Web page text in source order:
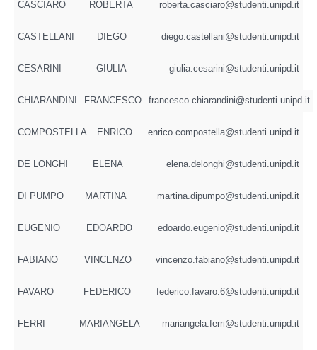
CASCIARO ROBERTA roberta.casciaro@studenti.unipd.it
CASTELLANI DIEGO diego.castellani@studenti.unipd.it
CESARINI GIULIA giulia.cesarini@studenti.unipd.it
CHIARANDINI FRANCESCO francesco.chiarandini@studenti.unipd.it
COMPOSTELLA ENRICO enrico.compostella@studenti.unipd.it
DE LONGHI ELENA elena.delonghi@studenti.unipd.it
DI PUMPO MARTINA martina.dipumpo@studenti.unipd.it
EUGENIO EDOARDO edoardo.eugenio@studenti.unipd.it
FABIANO VINCENZO vincenzo.fabiano@studenti.unipd.it
FAVARO FEDERICO federico.favaro.6@studenti.unipd.it
FERRI MARIANGELA mariangela.ferri@studenti.unipd.it